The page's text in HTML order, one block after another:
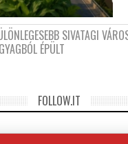
SIVATAGI
ÉPÜLT
FOLLOW.IT